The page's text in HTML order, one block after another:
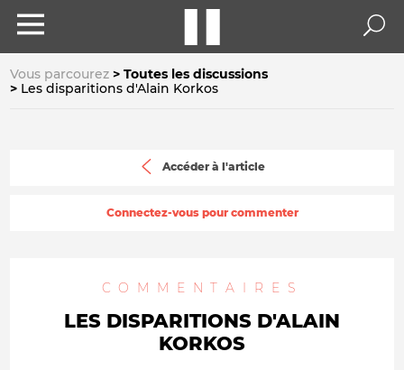
Vous parcourez
Toutes les discussions
Les disparitions d'Alain Korkos
Accéder à l'article
Connectez-vous pour commenter
COMMENTAIRES
LES DISPARITIONS D'ALAIN
KORKOS